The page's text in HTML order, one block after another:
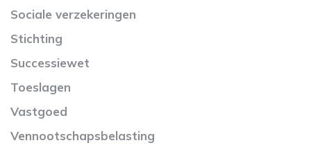
Sociale verzekeringen
Stichting
Successiewet
Toeslagen
Vastgoed
Vennootschapsbelasting